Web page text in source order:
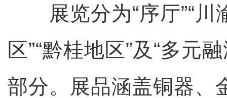
展览分为“序厅”“川
区”“黔桂地区”及“多元
部分。展品涵盖铜器、